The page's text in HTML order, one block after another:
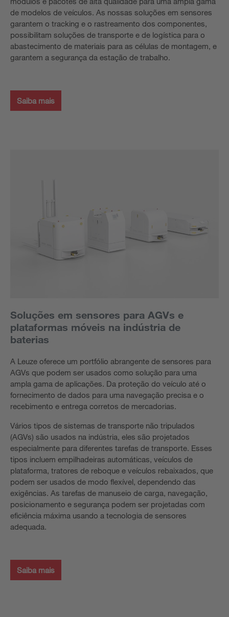
de modelos de veículos. As nossas soluções em sensores
garantem o tracking e o rastreamento dos componentes,
possibilitam soluções de transporte e de logística para o
abastecimento de materiais para as células de montagem, e
garantem a segurança da estação de trabalho.
Saiba mais
Soluções em sensores para AGVs e
plataformas móveis na indústria de
baterias
A Leuze oferece um portfólio abrangente de sensores para
AGVs que podem ser usados como solução para uma
ampla gama de aplicações. Da proteção do veículo até o
fornecimento de dados para uma navegação precisa e o
recebimento e entrega corretos de mercadorias.
Vários tipos de sistemas de transporte não tripulados
(AGVs) são usados na indústria, eles são projetados
especialmente para diferentes tarefas de transporte. Esses
tipos incluem empilhadeiras automáticas, veículos de
plataforma, tratores de reboque e veículos rebaixados, que
podem ser usados de modo flexível, dependendo das
exigências. As tarefas de manuseio de carga, navegação,
posicionamento e segurança podem ser projetadas com
eficiência máxima usando a tecnologia de sensores
adequada.
Saiba mais